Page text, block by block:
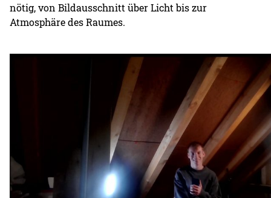
nötig, von Bildausschnitt über Licht bis zur
Atmosphäre des Raumes.